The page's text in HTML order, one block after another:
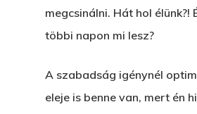
megcsinálni. Hát hol élünk?!
többi napon mi lesz?
A szabadság igénynél
eleje is benne van, mert én